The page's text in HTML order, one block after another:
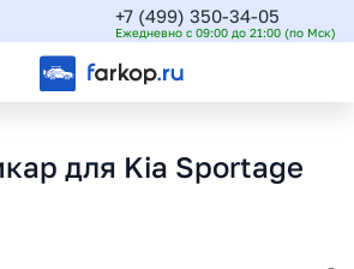
+7 (499) 350-34-05
Ежедневно с 09:00 до 21:00 (по Мск)
для Kia Sportage